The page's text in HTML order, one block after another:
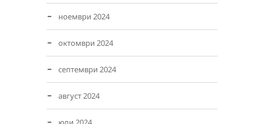
ноември 2024
октомври 2024
септември 2024
август 2024